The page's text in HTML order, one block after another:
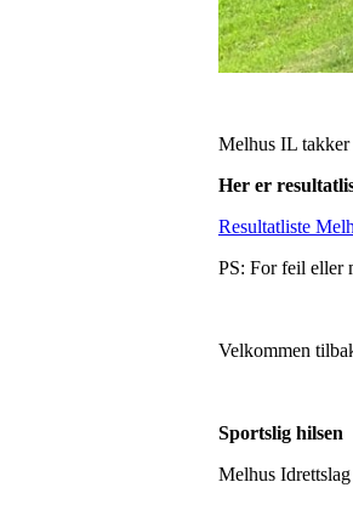
Melhus IL takker
Her er
Resultatliste
PS: For feil eller
Velkommen
Sportslig hilsen
Melhus Idrettslag